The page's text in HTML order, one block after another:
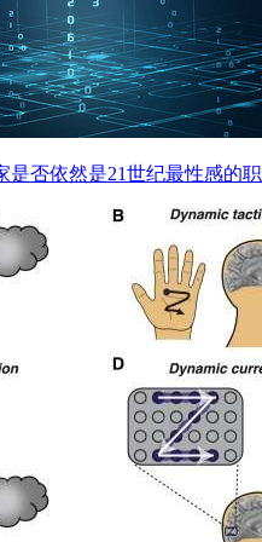
是否依然是21世纪最性感的